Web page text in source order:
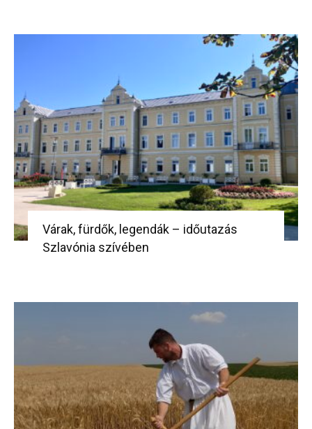
Várak, fürdők, legendák – időutazás
Szlavónia szívében